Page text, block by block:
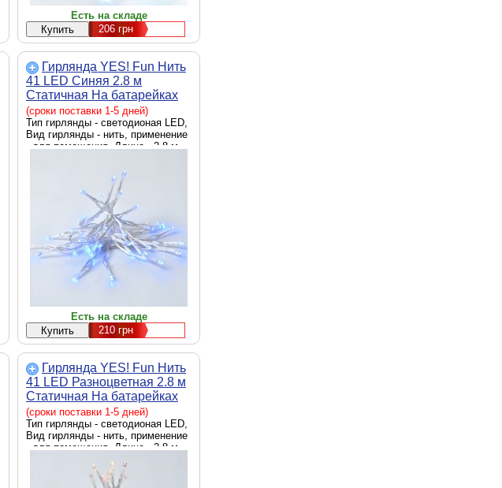
Есть на складе
206грн
Гирлянда YES! Fun Нить
41 LED Синяя 2.8 м
Статичная На батарейках
(975056)
(сроки поставки 1-5 дней)
Тип гирлянды - светодионая LED,
Вид гирлянды - нить, применение
- для помещения, Длина - 2.8 м
Есть на складе
210грн
Гирлянда YES! Fun Нить
41 LED Разноцветная 2.8 м
Статичная На батарейках
(975053)
(сроки поставки 1-5 дней)
Тип гирлянды - светодионая LED,
Вид гирлянды - нить, применение
- для помещения, Длина - 2.8 м